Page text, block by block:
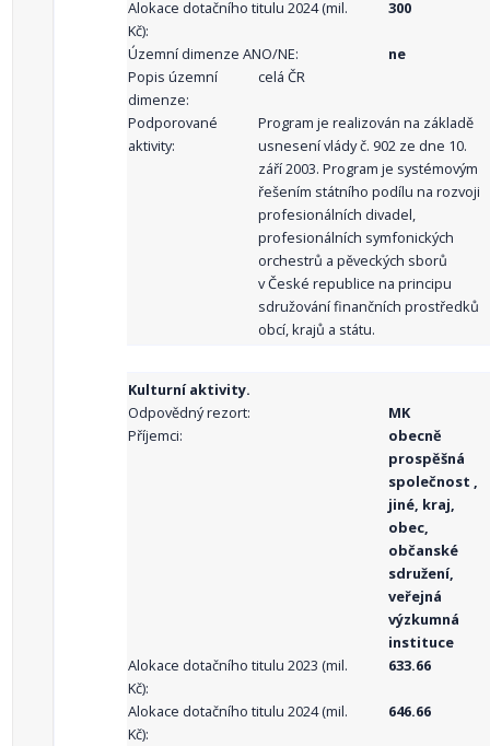
Alokace dotačního titulu 2024 (mil.
Kč):
300
Územní dimenze ANO/NE:
ne
Popis územní
dimenze:
celá ČR
Podporované
aktivity:
Program je realizován na základě
usnesení vlády č. 902 ze dne 10.
září 2003. Program je systémovým
řešením státního podílu na rozvoji
profesionálních divadel,
profesionálních symfonických
orchestrů a pěveckých sborů
v České republice na principu
sdružování finančních prostředků
obcí, krajů a státu.
Kulturní aktivity.
Odpovědný rezort:
MK
Příjemci:
obecně
prospěšná
společnost ,
jiné, kraj,
obec,
občanské
sdružení,
veřejná
výzkumná
instituce
Alokace dotačního titulu 2023 (mil.
Kč):
633.66
Alokace dotačního titulu 2024 (mil.
Kč):
646.66